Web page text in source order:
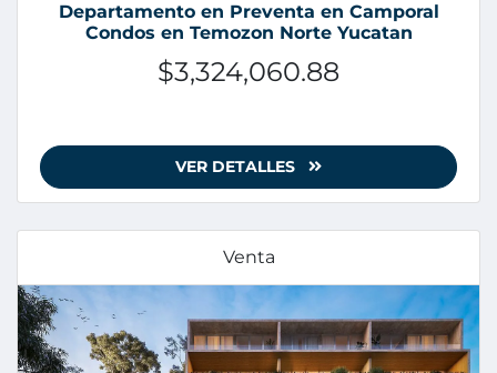
Departamento en Preventa en Camporal
Condos en Temozon Norte Yucatan
$3,324,060.88
VER DETALLES
Venta